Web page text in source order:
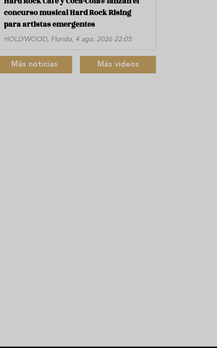
concurso musical Hard Rock Rising
para artistas emergentes
HOLLYWOOD, Florida, 4 ago. 2026 22:05
Más noticias Más videos